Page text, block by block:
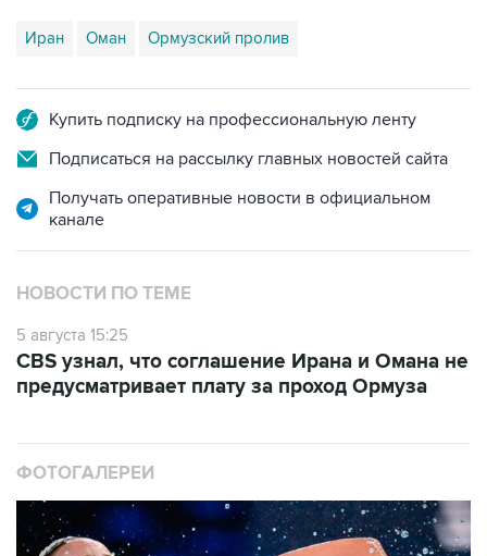
Иран Оман Ормузский пролив
Купить подписку на профессиональную ленту
Подписаться на рассылку главных новостей сайта
Получать оперативные новости в официальном
канале
НОВОСТИ ПО ТЕМЕ
5 августа 15:25
CBS узнал, что соглашение Ирана и Омана не
предусматривает плату за проход Ормуза
ФОТОГАЛЕРЕИ